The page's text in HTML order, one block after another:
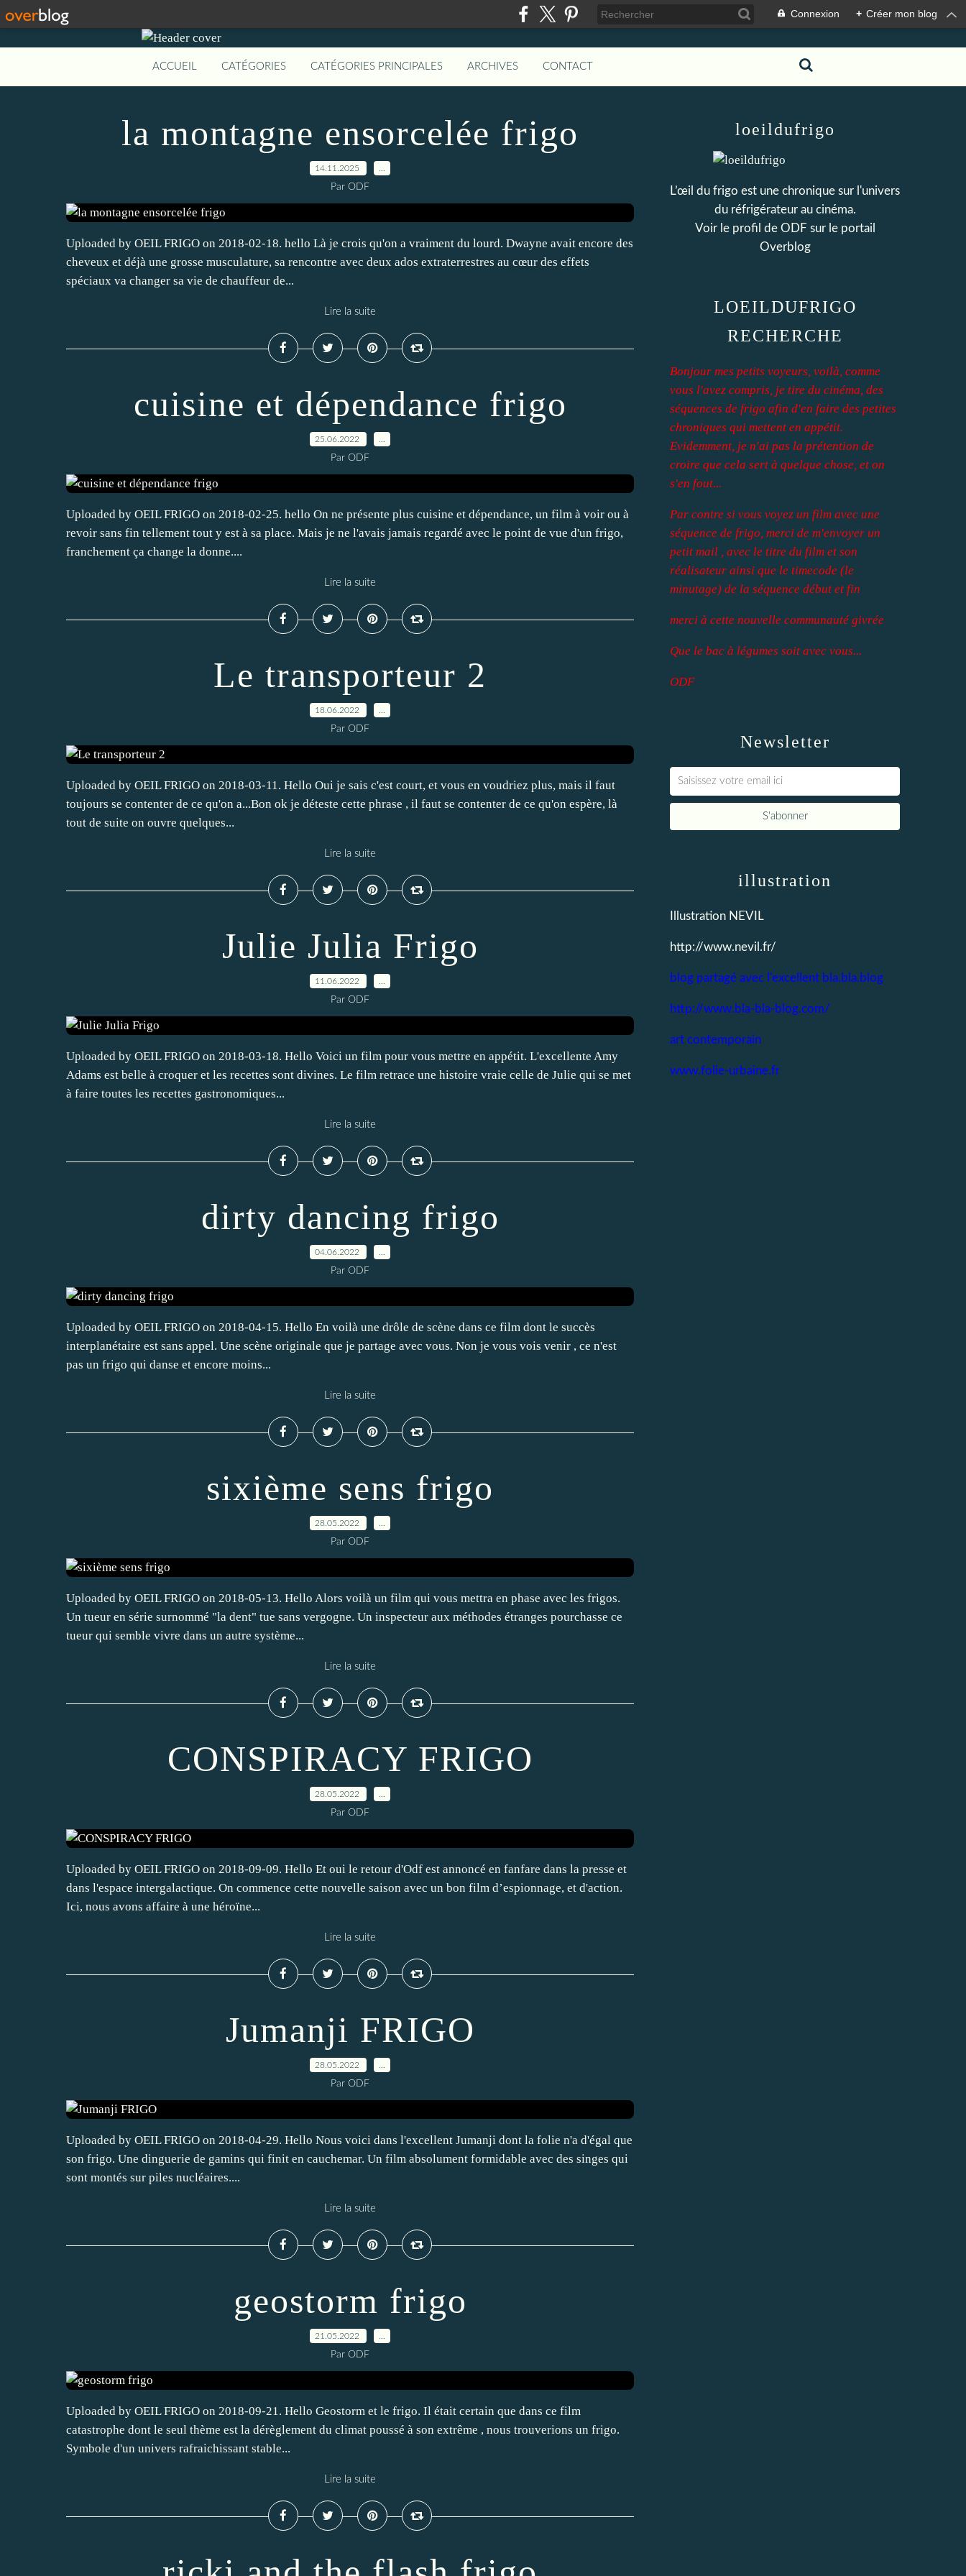
Connexion + Créer mon blog
ACCUEIL CATÉGORIES CATÉGORIES PRINCIPALES ARCHIVES CONTACT
la montagne ensorcelée frigo
14.11.2025
Par ODF
Uploaded by OEIL FRIGO on 2018-02-18. hello Là je crois qu'on a vraiment du lourd. Dwayne avait encore des
cheveux et déjà une grosse musculature, sa rencontre avec deux ados extraterrestres au cœur des effets
spéciaux va changer sa vie de chauffeur de...
Lire la suite
cuisine et dépendance frigo
25.06.2022
Par ODF
Uploaded by OEIL FRIGO on 2018-02-25. hello On ne présente plus cuisine et dépendance, un film à voir ou à
revoir sans fin tellement tout y est à sa place. Mais je ne l'avais jamais regardé avec le point de vue d'un frigo,
franchement ça change la donne....
Lire la suite
Le transporteur 2
18.06.2022
Par ODF
Uploaded by OEIL FRIGO on 2018-03-11. Hello Oui je sais c'est court, et vous en voudriez plus, mais il faut
toujours se contenter de ce qu'on a...Bon ok je déteste cette phrase , il faut se contenter de ce qu'on espère, là
tout de suite on ouvre quelques...
Lire la suite
Julie Julia Frigo
11.06.2022
Par ODF
Uploaded by OEIL FRIGO on 2018-03-18. Hello Voici un film pour vous mettre en appétit. L'excellente Amy
Adams est belle à croquer et les recettes sont divines. Le film retrace une histoire vraie celle de Julie qui se met
à faire toutes les recettes gastronomiques...
Lire la suite
dirty dancing frigo
04.06.2022
Par ODF
Uploaded by OEIL FRIGO on 2018-04-15. Hello En voilà une drôle de scène dans ce film dont le succès
interplanétaire est sans appel. Une scène originale que je partage avec vous. Non je vous vois venir , ce n'est
pas un frigo qui danse et encore moins...
Lire la suite
sixième sens frigo
28.05.2022
Par ODF
Uploaded by OEIL FRIGO on 2018-05-13. Hello Alors voilà un film qui vous mettra en phase avec les frigos.
Un tueur en série surnommé "la dent" tue sans vergogne. Un inspecteur aux méthodes étranges pourchasse ce
tueur qui semble vivre dans un autre système...
Lire la suite
CONSPIRACY FRIGO
28.05.2022
Par ODF
Uploaded by OEIL FRIGO on 2018-09-09. Hello Et oui le retour d'Odf est annoncé en fanfare dans la presse et
dans l'espace intergalactique. On commence cette nouvelle saison avec un bon film d’espionnage, et d'action.
Ici, nous avons affaire à une héroïne...
Lire la suite
Jumanji FRIGO
28.05.2022
Par ODF
Uploaded by OEIL FRIGO on 2018-04-29. Hello Nous voici dans l'excellent Jumanji dont la folie n'a d'égal que
son frigo. Une dinguerie de gamins qui finit en cauchemar. Un film absolument formidable avec des singes qui
sont montés sur piles nucléaires....
Lire la suite
geostorm frigo
21.05.2022
Par ODF
Uploaded by OEIL FRIGO on 2018-09-21. Hello Geostorm et le frigo. Il était certain que dans ce film
catastrophe dont le seul thème est la dérèglement du climat poussé à son extrême , nous trouverions un frigo.
Symbole d'un univers rafraichissant stable...
Lire la suite
Newsletter
loeildufrigo
L’œil du frigo est une chronique sur l'univers
du réfrigérateur au cinéma.
Voir le profil de ODF sur le portail
Overblog
LOEILDUFRIGO
RECHERCHE
Bonjour mes petits voyeurs, voilà, comme
vous l'avez compris, je tire du cinéma, des
séquences de frigo afin d'en faire des petites
chroniques qui mettent en appétit.
Evidemment, je n'ai pas la prétention de
croire que cela sert à quelque chose, et on
s'en fout...
Par contre si vous voyez un film avec une
séquence de frigo, merci de m'envoyer un
petit mail , avec le titre du film et son
réalisateur ainsi que le timecode (le
minutage) de la séquence début et fin
merci à cette nouvelle communauté givrée
Que le bac à légumes soit avec vous...
ODF
illustration
Illustration NEVIL
http://www.nevil.fr/
blog partagé avec l'excellent bla.bla.blog
http://www.bla-bla-blog.com/
art contemporain
www.folie-urbaine.fr